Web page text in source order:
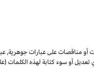
أو مناقصات على عبارات جوهرية,
تعديل أو سوء كتابة لهذه الكلمات